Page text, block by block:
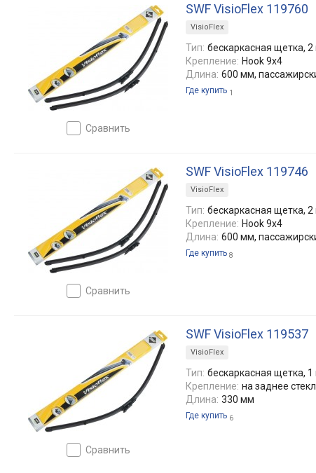
сравнить
SWF VisioFlex 119760
VisioFlex
Тип: бескаркасная щетка,
Крепление: Hook 9x4
Длина: 600 мм,
Где купить 1
сравнить
SWF VisioFlex 119746
VisioFlex
Тип: бескаркасная щетка,
Крепление: Hook 9x4
Длина: 600 мм,
Где купить 8
сравнить
SWF VisioFlex 119537
VisioFlex
Тип: бескаркасная щетка,
Крепление: на заднее
Длина: 330 мм
Где купить 6